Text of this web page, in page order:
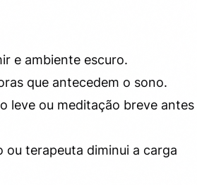
e ambiente escuro.
que antecedem o sono.
leve ou meditação breve antes
ou terapeuta diminui a carga